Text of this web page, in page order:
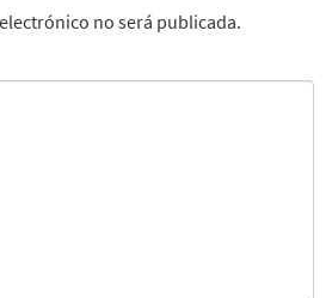
no será publicada.